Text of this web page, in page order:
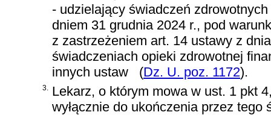
- udzielający świadczeń
dniem 31 grudnia 2024 r., pod
z zastrzeżeniem art. 14 ustawy z
świadczeniach opieki zdrowotnej
innych ustaw
(Dz. U. poz. 1172).
3. Lekarz, o którym mowa w ust. 1 pkt
wyłącznie do ukończenia przez